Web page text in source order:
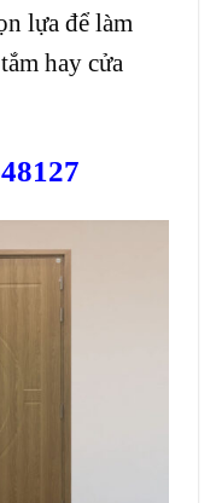
lựa để làm
hay cửa